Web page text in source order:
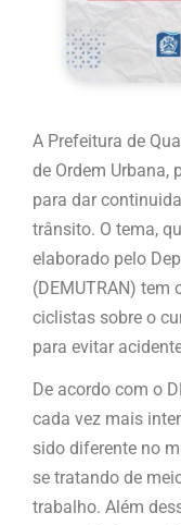
A Prefeitura de
de Ordem Urbana,
para dar
trânsito. O tema,
elaborado pelo
(DEMUTRAN) tem
ciclistas sobre o
para evitar
De acordo com o
cada vez mais
sido diferente no
se tratando de
trabalho. Além